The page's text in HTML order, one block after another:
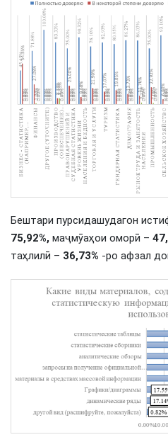
Бештари пурсидашудагон
75,92%, маҷмӯаҳои оморӣ –
таҳлилӣ – 36,73% -ро афзал